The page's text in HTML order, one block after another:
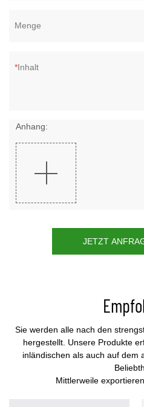
Menge
Inhalt
Anhang:
JETZT
Sie werden alle nach den
hergestellt. Unsere Produkte
inländischen als auch auf dem
Mittlerweile